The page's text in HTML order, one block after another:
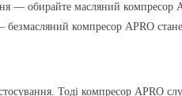
— обирайте масляний компресор
безмасляний компресор APRO
Тоді компресор APRO